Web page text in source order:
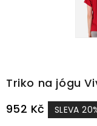
Triko na jógu
952 Kč
SLEVA